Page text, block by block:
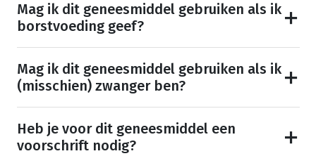
Mag ik dit geneesmiddel gebruiken als ik
borstvoeding geef?
Mag ik dit geneesmiddel gebruiken als ik
(misschien) zwanger ben?
Heb je voor dit geneesmiddel een
voorschrift nodig?